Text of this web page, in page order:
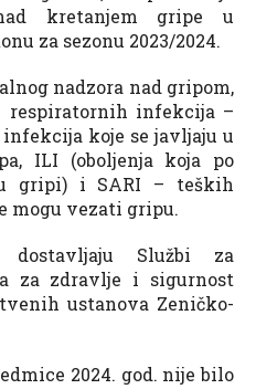
kretanjem gripe u
za sezonu 2023/2024.
nadzora nad gripom,
respiratornih infekcija –
koje se javljaju u
ILI (oboljenja koja po
gripi) i SARI – teških
mogu vezati gripu.
dostavljaju Službi za
za zdravlje i sigurnost
ustanova Zeničko-
2024. god. nije bilo